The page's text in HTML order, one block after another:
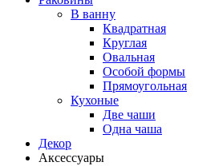
В ванну
Квадратная
Круглая
Овальная
Особой формы
Прямоугольная
Кухоные
Две чаши
Одна чаша
Декор
Аксессуары